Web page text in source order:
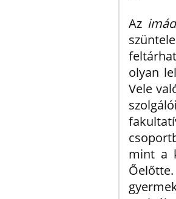
Az
olyan
Vele
mint a